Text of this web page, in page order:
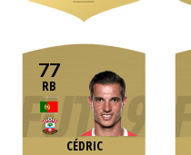
77
RB
CÉDRIC